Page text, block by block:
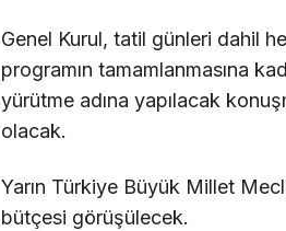
Genel Kurul, tatil günleri dahil
programın tamamlanmasına
yürütme adına yapılacak
olacak.
Yarın Türkiye Büyük Millet
bütçesi görüşülecek.